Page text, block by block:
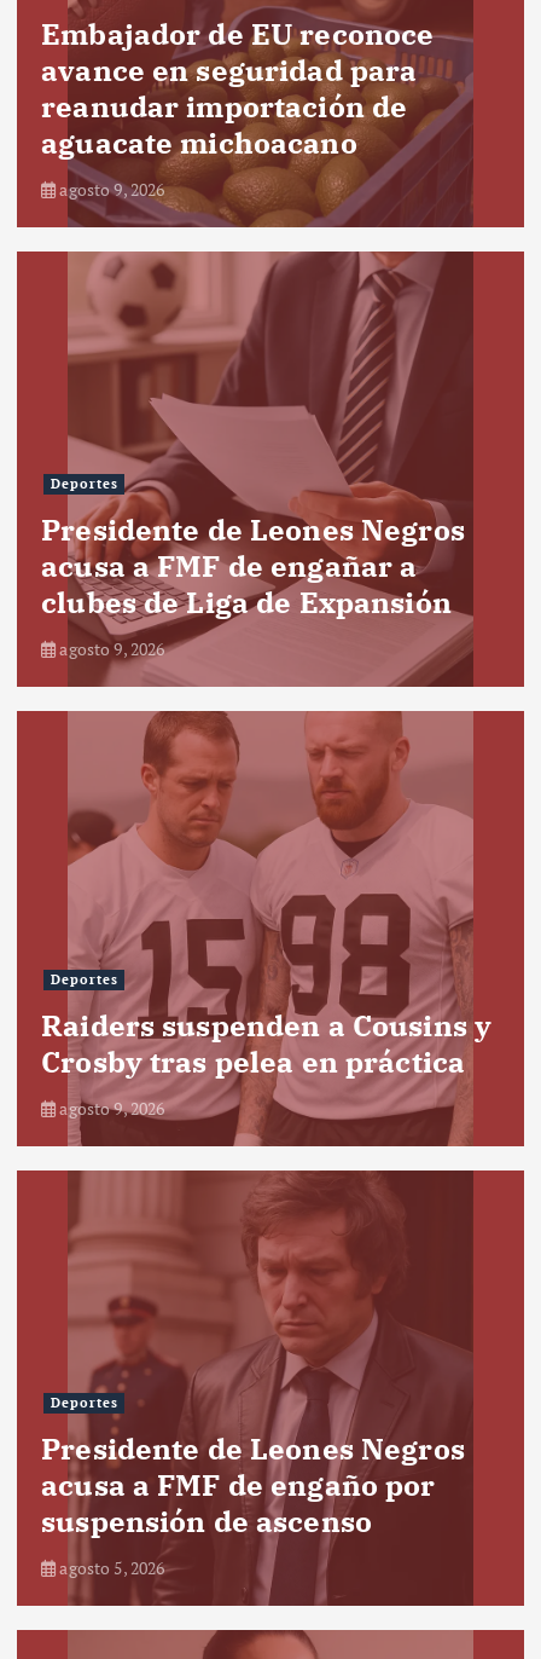
Embajador de EU reconoce
avance en seguridad para
reanudar importación de
aguacate michoacano
agosto 9, 2026
Deportes
Presidente de Leones Negros
acusa a FMF de engañar a
clubes de Liga de Expansión
agosto 9, 2026
Deportes
Raiders suspenden a Cousins y
Crosby tras pelea en práctica
agosto 9, 2026
Deportes
Presidente de Leones Negros
acusa a FMF de engaño por
suspensión de ascenso
agosto 5, 2026